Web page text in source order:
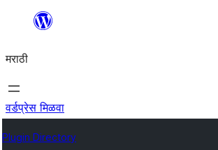
सामुग्रीवर
मराठी
वर्डप्रेस मिळवा
Plugin Directory